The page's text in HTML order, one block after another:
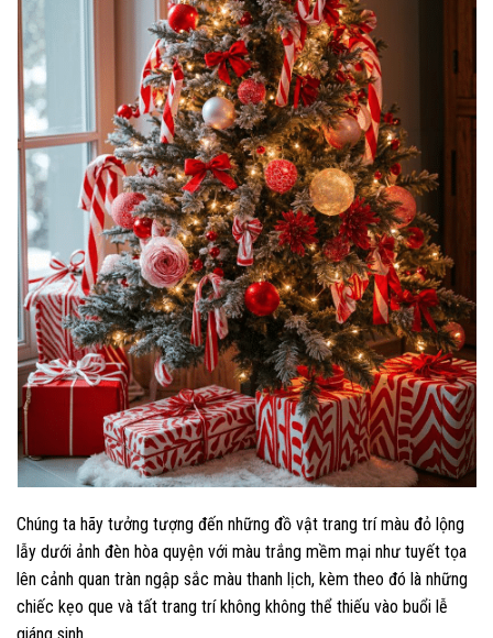
Chúng ta hãy tưởng tượng đến những đồ vật trang trí màu đỏ lộng
lẫy dưới ảnh đèn hòa quyện với màu trắng mềm mại như tuyết tọa
lên cảnh quan tràn ngập sắc màu thanh lịch, kèm theo đó là những
chiếc kẹo que và tất trang trí không không thể thiếu vào buổi lễ